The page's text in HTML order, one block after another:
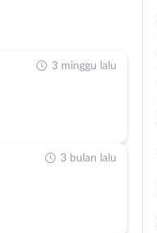
3 minggu lalu
3 bulan lalu